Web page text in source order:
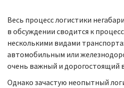
Весь процесс логистики
в обсуждении сводится к
несколькими видами
автомобильным или
очень важный и дорогостоящий
Однако зачастую неопытный